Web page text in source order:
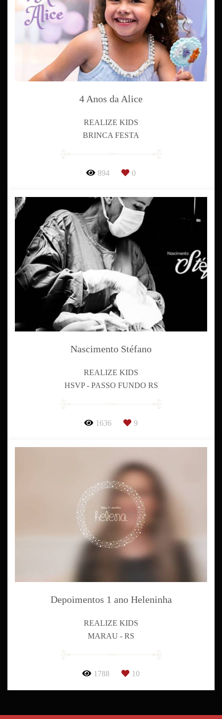
4 Anos da Alice
REALIZE KIDS
BRINCA FESTA
894 0
Nascimento Stéfano
REALIZE KIDS
HSVP - PASSO FUNDO RS
1636 9
Depoimentos 1 ano Heleninha
REALIZE KIDS
MARAU - RS
1788 10